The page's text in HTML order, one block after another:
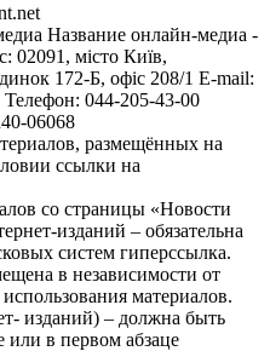
Название онлайн-медиа -
02091, місто Київ,
172-Б, офіс 208/1 E-mail:
Телефон: 044-205-43-00
06068
размещённых на
ссылки на
со страницы «Новости
изданий – обязательна
систем гиперссылка.
в независимости от
материалов.
изданий) – должна быть
или в первом абзаце